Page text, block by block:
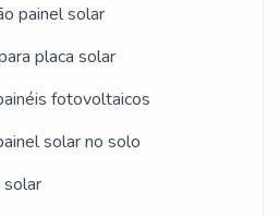
cc 6mm e micro
ótima qualidade e
conta com
e instalações
a confiança de
painel solar
placa solar
fotovoltaicos
solar no solo